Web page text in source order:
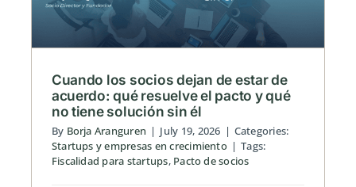
Cuando los socios dejan de estar de
acuerdo: qué resuelve el pacto y qué
no tiene solución sin él
By Borja Aranguren | July 19, 2026 | Categories:
Startups y empresas en crecimiento | Tags:
Fiscalidad para startups, Pacto de socios